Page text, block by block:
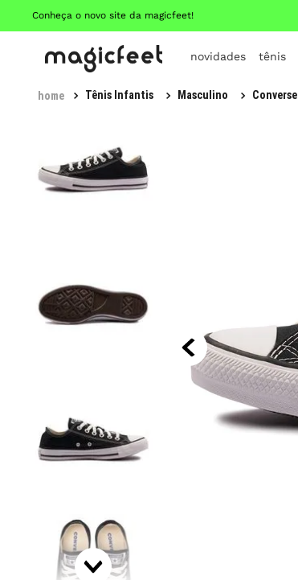
Conheça o novo site da magicfeet!
novidades tênis
Tênis Infantis Masculino Converse